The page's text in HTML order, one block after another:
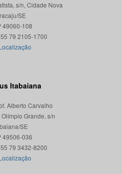
s/n, Cidade Nova
SE
49060-108
Itabaiana
Alberto Carvalho
Grande, s/n
SE
49506-036